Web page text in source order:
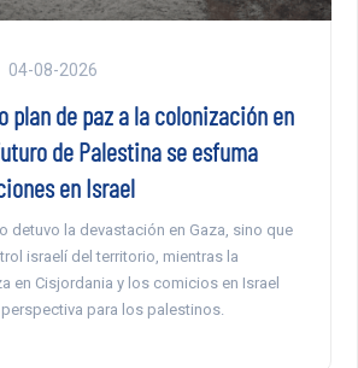
04-08-2026
plan de paz a la colonización en
de Palestina se esfuma
en Israel
detuvo la devastación en Gaza, sino que
israelí del territorio, mientras la
en Cisjordania y los comicios en Israel
para los palestinos.